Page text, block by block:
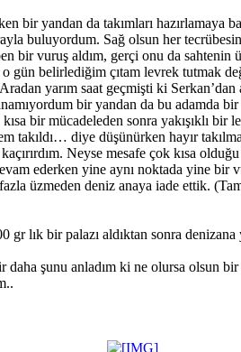
yandan da takımları hazırlamaya
buluyordum. Sağ olsun her
bir vuruş aldım, gerçi onu da sahtenin
gün belirlediğim çıtam levrek tutmak
yarım saat geçmişti ki Serkan’dan
bir yandan da bu adamda bir
bir mücadeleden sonra yakışıklı bir
takıldı… diye düşünürken hayır
Neyse mesafe çok kısa
ederken yine aynı noktada yine
üzmeden deniz anaya iade ettik.
lık bir palazı aldıktan sonra
şunu anladım ki ne olursa olsun bir